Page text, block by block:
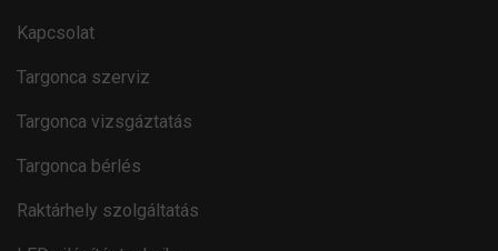
Kapcsolat
Targonca szerviz
Targonca vizsgáztatás
Targonca bérlés
Raktárhely szolgáltatás